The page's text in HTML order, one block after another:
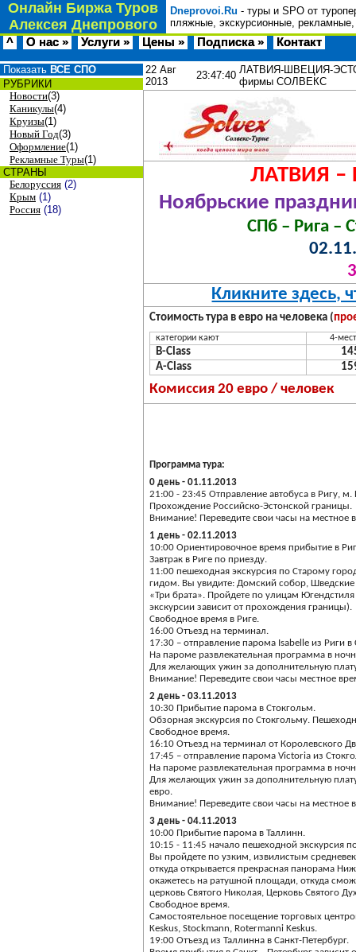
Онлайн Биржа Туров
Алексея Днепрового
Dneprovoi.Ru - туры и SPO от
пляжные, экскурсионные,
^ О нас » Услуги » Цены » Подписка » Контакт
Показать ВСЕ СПО
РУБРИКИ
Новости(3)
Каникулы(4)
Круизы(1)
Новый Год(3)
Оформление(1)
Рекламные Туры(1)
СТРАНЫ
Белоруссия (2)
Крым (1)
Россия (18)
22 Авг
2013
23:47:40 ЛАТВИЯ-ШВЕЦИЯ-
фирмы СОЛВЕКС
ЛАТВИЯ
Ноябрьские
СПб – Рига –
Кликните здесь,
Стоимость тура в евро на человека (
категории кают 4-
B-Class
A-Class
Комиссия 20 евро / человек
Программа тура:
0 день - 01.11.2013
21:00 - 23:45 Отправление автобуса в Ригу, м.
Прохождение Российско-Эстонской границы.
Внимание! Переведите свои часы на местное
1 день - 02.11.2013
10:00 Ориентировочное время прибытие в
Завтрак в Риге по приезду.
11:00 пешеходная экскурсия по Старому
гидом. Вы увидите: Домский собор,
«Три брата». Пройдете по улицам
экскурсии зависит от прохождения границы).
Свободное время в Риге.
16:00 Отъезд на терминал.
17:30 – отправление парома Isabelle из Риги в
На пароме развлекательная программа в
Для желающих ужин за дополнительную
Внимание! Переведите свои часы местное
2 день - 03.11.2013
10:30 Прибытие парома в Стокгольм.
Обзорная экскурсия по Стокгольму.
Свободное время.
16:10 Отъезд на терминал от Королевского
17:45 – отправление парома Victoria из
На пароме развлекательная программа в
Для желающих ужин за дополнительную
евро.
Внимание! Переведите свои часы на местное
3 день - 04.11.2013
10:00 Прибытие парома в Таллинн.
10:15 - 11:45 начало пешеходной экскурсия
Вы пройдете по узким, извилистым
откуда открывается прекрасная панорама
окажетесь на ратушной площади, откуда
церковь Святого Николая, Церковь Святого
Свободное время.
Самостоятельное посещение торговых
Keskus, Stockmann, Rotermanni Keskus.
19:00 Отъезд из Таллинна в Санкт-Петербург.